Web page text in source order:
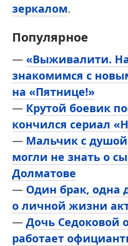
зеркалом.
Популярное
— «Выживалити.
знакомимся с
на «Пятнице!»
— Крутой боевик
кончился сериал
— Мальчик с
могли не знать о
Долматове
— Один брак, одна
о личной жизни
— Дочь Седоковой
работает